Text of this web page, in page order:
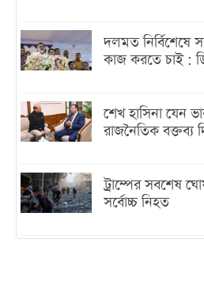
দলমত নির্বিশেষে
কাজ করতে চাই :
শেখ হাসিনা যেন
রাজনৈতিক বক্তব্য
ট্রাম্পের সবশেষ
সর্বোচ্চ নিহত